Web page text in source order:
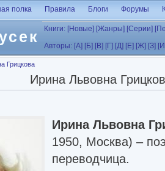
полка Правила Блоги Форумы
Книги: [Новые] [Жанры] [Серии]
Авторы: [А] [Б] [В] [Г] [Д] [Е] [Ж] [З]
Грицкова
Ирина Львовна
Ирина Львовна
1950, Москва) –
переводчица.